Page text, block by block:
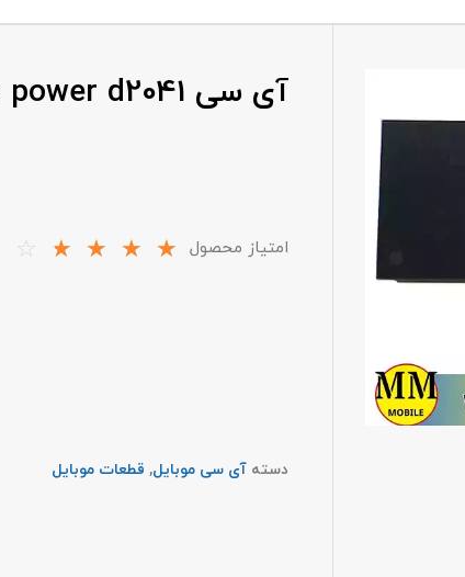
آی سی ic power d2041
امتیاز محصول ☆
☆
☆
☆
☆
دسته آی سی موبایل, قطعات موبایل